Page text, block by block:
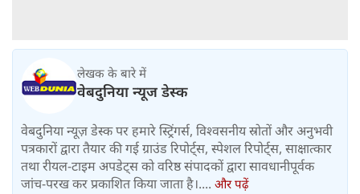
लेखक के बारे में
वेबदुनिया न्यूज डेस्क
वेबदुनिया न्यूज़ डेस्क पर हमारे स्ट्रिंगर्स, विश्वसनीय स्रोतों और अनुभवी
पत्रकारों द्वारा तैयार की गई ग्राउंड रिपोर्ट्स, स्पेशल रिपोर्ट्स, साक्षात्कार
तथा रीयल-टाइम अपडेट्स को वरिष्ठ संपादकों द्वारा सावधानीपूर्वक
जांच-परख कर प्रकाशित किया जाता है।.... और पढ़ें